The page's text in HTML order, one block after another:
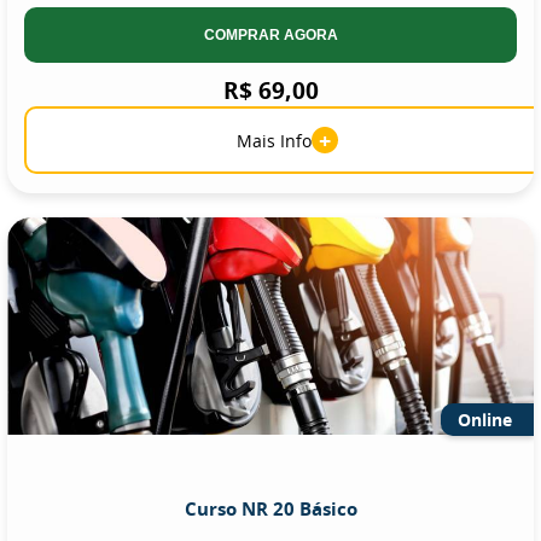
COMPRAR AGORA
R$ 69,00
Mais Info +
Online
Curso NR 20 Básico